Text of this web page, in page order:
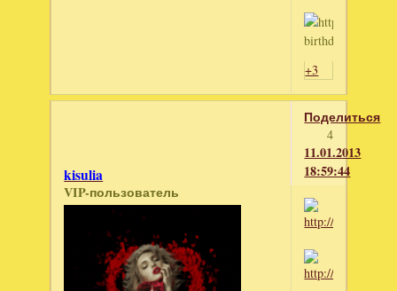
+3
Поделиться
4
11.01.2013
18:59:44
kisulia
VIP-пользователь